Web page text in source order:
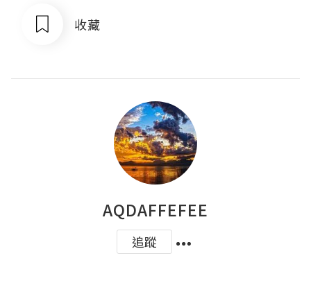
收藏
AQDAFFEFEE
追蹤